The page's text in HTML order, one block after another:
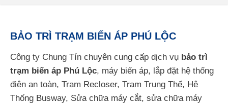
BẢO TRÌ TRẠM BIẾN ÁP PHÚ LỘC
Công ty Chung Tín chuyên cung cấp dịch vụ bảo trì
trạm biến áp Phú Lộc, máy biến áp, lắp đặt hệ thống
điện an toàn, Trạm Recloser, Trạm Trung Thế, Hệ
Thống Busway, Sửa chữa máy cắt, sửa chữa máy